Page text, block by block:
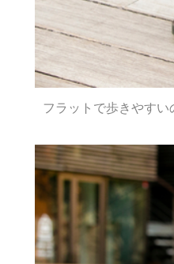
フラットで歩きやす